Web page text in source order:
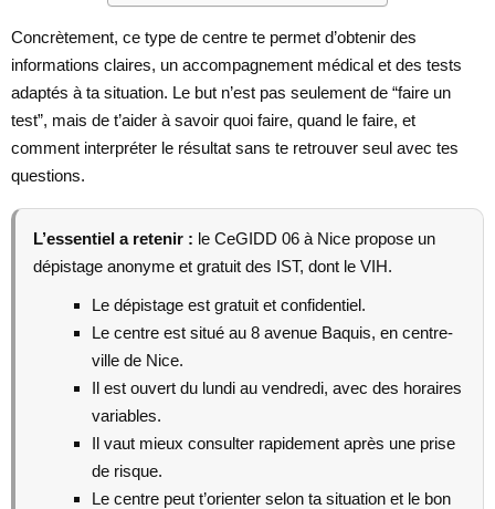
Concrètement, ce type de centre te permet d’obtenir des
informations claires, un accompagnement médical et des tests
adaptés à ta situation. Le but n’est pas seulement de “faire un
test”, mais de t’aider à savoir quoi faire, quand le faire, et
comment interpréter le résultat sans te retrouver seul avec tes
questions.
L’essentiel a retenir : le CeGIDD 06 à Nice propose un
dépistage anonyme et gratuit des IST, dont le VIH.
Le dépistage est gratuit et confidentiel.
Le centre est situé au 8 avenue Baquis, en centre-
ville de Nice.
Il est ouvert du lundi au vendredi, avec des horaires
variables.
Il vaut mieux consulter rapidement après une prise
de risque.
Le centre peut t’orienter selon ta situation et le bon